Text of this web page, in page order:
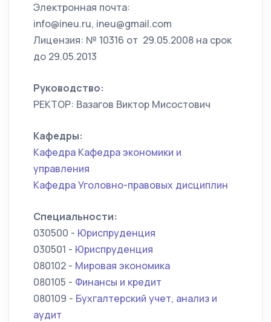
Электронная почта:
info@ineu.ru, ineu@gmail.com
Лицензия: № 10316 от 29.05.2008 на срок
до 29.05.2013
Руководство:
РЕКТОР: Вазагов Виктор Мисостович
Кафедры:
Кафедра Кафедра экономики и
управления
Кафедра Уголовно-правовых дисциплин
Специальности:
030500 - Юриспруденция
030501 - Юриспруденция
080102 - Мировая экономика
080105 - Финансы и кредит
080109 - Бухгалтерский учет, анализ и
аудит